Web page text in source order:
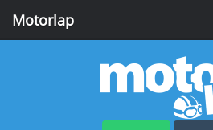
Motorlap